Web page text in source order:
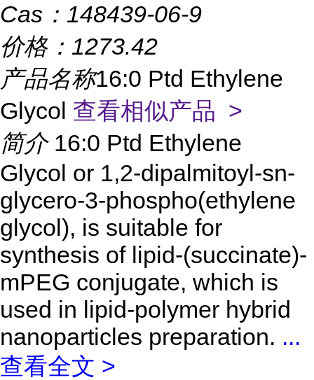
Cas： 148439-06-9
价格： 1273.42
产品名称16:0 Ptd Ethylene
Glycol 查看相似产品 >
简介 16:0 Ptd Ethylene
Glycol or 1,2-dipalmitoyl-sn-
glycero-3-phospho(ethylene
glycol), is suitable for
synthesis of lipid-(succinate)-
mPEG conjugate, which is
used in lipid-polymer hybrid
nanoparticles preparation. ...
查看全文 >